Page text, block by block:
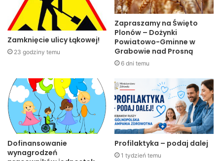
Zamknięcie ulicy Łąkowej!
23 godziny temu
Zapraszamy na Święto
Plonów – Dożynki
Powiatowo-Gminne w
Grabowie nad Prosną
6 dni temu
Dofinansowanie
wynagrodzeń
Profilaktyka – podaj dalej
1 tydzień temu